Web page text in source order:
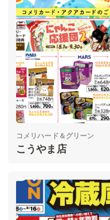
コメリハード＆グリーン
こうやま店